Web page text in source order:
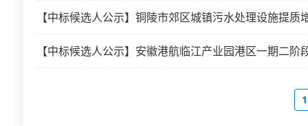
【中标候选人公示】铜陵市郊区城镇污水处理设施提质
【中标候选人公示】安徽港航临江产业园港区一期二
1